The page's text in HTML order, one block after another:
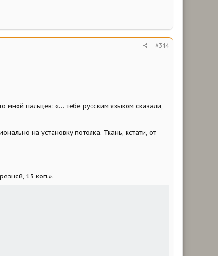
#344
мной пальцев: «… тебе русским языком сказали,
на установку потолка. Ткань, кстати, от
13 коп.».